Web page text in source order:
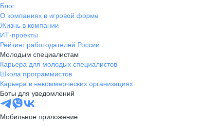
Блог
О компаниях в игровой форме
Жизнь в компании
ИТ-проекты
Рейтинг работодателей России
Молодым специалистам
Карьера для молодых специалистов
Школа программистов
Карьера в некоммерческих организациях
Боты для уведомлений
Мобильное приложение